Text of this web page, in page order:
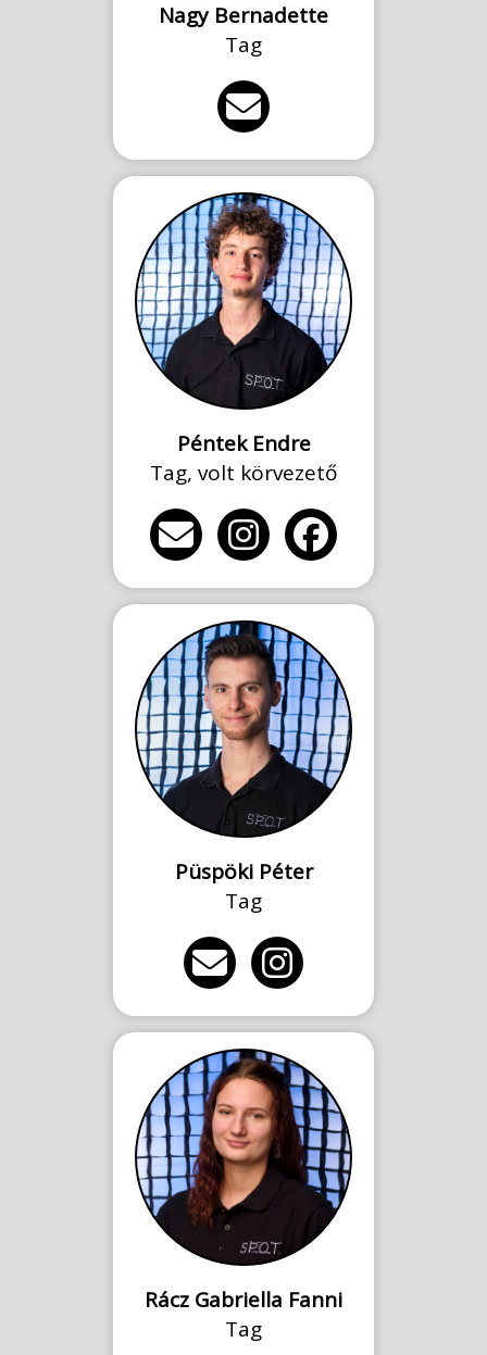
Nagy Bernadette
Tag
Péntek Endre
Tag, volt körvezető
Püspöki Péter
Tag
Rácz Gabriella Fanni
Tag